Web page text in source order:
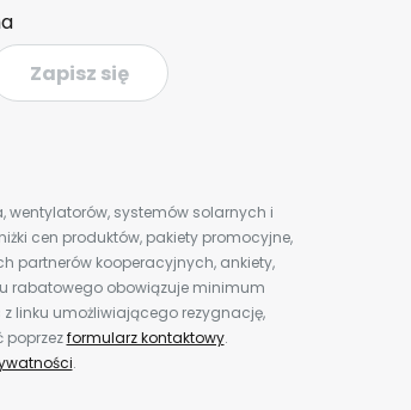
Zapisz się
wentylatorów, systemów solarnych i
cen produktów, pakiety promocyjne,
partnerów kooperacyjnych, ankiety,
rabatowego obowiązuje minimum
linku umożliwiającego rezygnację,
poprzezformularz kontaktowy.
.